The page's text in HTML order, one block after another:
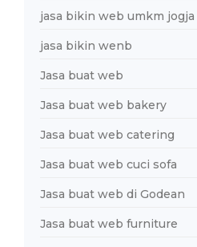
jasa bikin web umkm jogja
jasa bikin wenb
Jasa buat web
Jasa buat web bakery
Jasa buat web catering
Jasa buat web cuci sofa
Jasa buat web di Godean
Jasa buat web furniture